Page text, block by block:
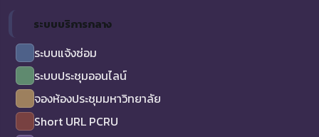
ระบบบริการกลาง
ระบบแจ้งซ่อม
ระบบประชุมออนไลน์
จองห้องประชุมมหาวิทยาลัย
Short URL PCRU